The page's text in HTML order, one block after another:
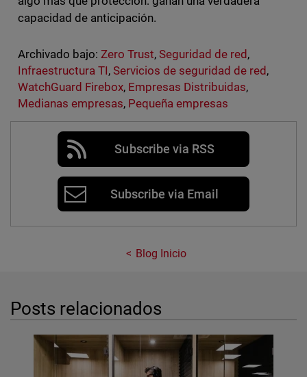
capacidad de anticipación.
Archivado bajo: Zero Trust, Seguridad de red ,
Infraestructura TI, Servicios de seguridad de red ,
WatchGuard Firebox, Empresas Distribuidas,
Medianas empresas, Pequeña empresas
Subscribe via RSS
Subscribe via Email
Blog Inicio
Posts relacionados